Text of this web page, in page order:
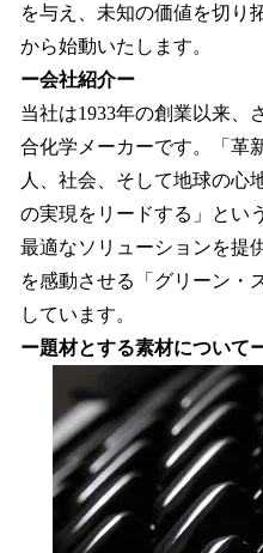
を与え、未知の価値を切り
から始動いたします。
ー会社紹介ー
当社は1933年の創業以来、
合化学メーカーです。「革
人、社会、そして地球の
の実現をリードする」とい
最適なソリューションを提
を感動させる「グリーン・
しています。
ー題材とする素材について